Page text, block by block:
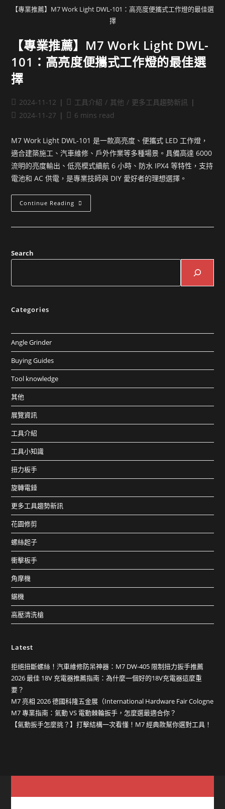
【專業推薦】M7 Work Light DWL-101：高亮度便攜式工作燈的最佳選
擇
【專業推薦】M7 Work Light DWL-
101：高亮度便攜式工作燈的最佳選
擇
2024-11-12 工具介紹 / 其他 / 更多工具趨勢新訊
2024-11-27
6 mins read
M7 Work Light DWL-101 是一款高亮度、便攜式 LED 工作燈，
適合建築施工、汽車維修、戶外作業等多種場景。具備高達 6000
流明的亮度輸出、低亮模式續航 6 小時、防水 IPX4 等特性，支持
電池和 AC 供電，是專業技師與 DIY 愛好者的理想選擇。
Continue Reading
Search
Categories
Angle Grinder
Buying Guides
Tool knowledge
其他
展覽資訊
工具介紹
工具小知識
扭力板手
旋轉電錘
更多工具趨勢新訊
花園修剪
螺絲起子
衝擊板手
角摩機
鋸機
高壓清洗槍
Latest
拒絕扭斷螺絲！汽車維修防呆神器：M7 DW-405 限制扭力扳手推薦
2026 最佳 18V 充電器推薦指南：為什麼一個好的18V充電器這麼重
要？
M7 亮相 2026 德國科隆五金展（International Hardware Fair Cologne
M7 專業指南：氣動 VS 電動棘輪扳手，怎麼選最適合你？
【氣動扳手怎麼挑？】打擊結構一次看懂！M7 經典款幫你選對工具！